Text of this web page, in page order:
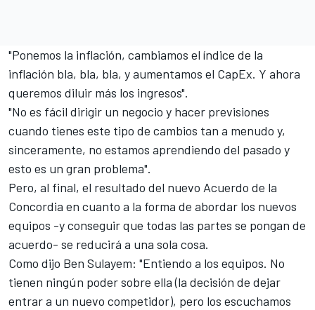
"Ponemos la inflación, cambiamos el índice de la
inflación bla, bla, bla, y aumentamos el CapEx. Y ahora
queremos diluir más los ingresos".
"No es fácil dirigir un negocio y hacer previsiones
cuando tienes este tipo de cambios tan a menudo y,
sinceramente, no estamos aprendiendo del pasado y
esto es un gran problema".
Pero, al final, el resultado del nuevo Acuerdo de la
Concordia en cuanto a la forma de abordar los nuevos
equipos -y conseguir que todas las partes se pongan de
acuerdo- se reducirá a una sola cosa.
Como dijo Ben Sulayem: "Entiendo a los equipos. No
tienen ningún poder sobre ella (la decisión de dejar
entrar a un nuevo competidor), pero los escuchamos